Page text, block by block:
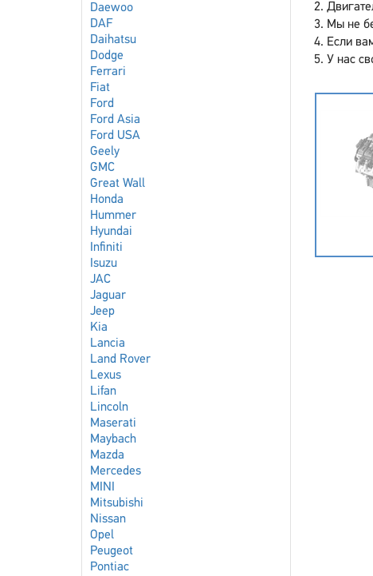
Daewoo
DAF
Daihatsu
Dodge
Ferrari
Fiat
Ford
Ford Asia
Ford USA
Geely
GMC
Great Wall
Honda
Hummer
Hyundai
Infiniti
Isuzu
JAC
Jaguar
Jeep
Kia
Lancia
Land Rover
Lexus
Lifan
Lincoln
Maserati
Maybach
Mazda
Mercedes
MINI
Mitsubishi
Nissan
Opel
Peugeot
Pontiac
Мы не
Если
У нас